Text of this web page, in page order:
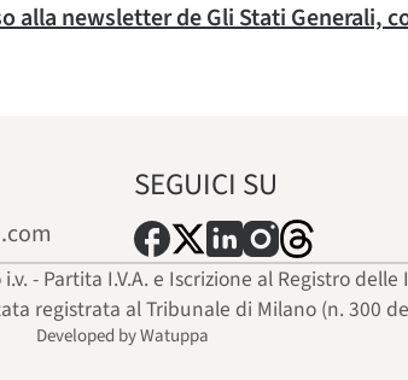
alla newsletter de Gli Stati Generali,
SEGUICI SU
- Partita I.V.A. e Iscrizione al Registro
registrata al Tribunale di Milano (n. 300
Developed by Watuppa